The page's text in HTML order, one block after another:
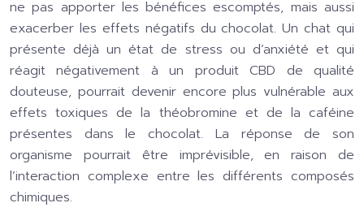
ne pas apporter les bénéfices escomptés, mais aussi
exacerber les effets négatifs du chocolat. Un chat qui
présente déjà un état de stress ou d’anxiété et qui
réagit négativement à un produit CBD de qualité
douteuse, pourrait devenir encore plus vulnérable aux
effets toxiques de la théobromine et de la caféine
présentes dans le chocolat. La réponse de son
organisme pourrait être imprévisible, en raison de
l’interaction complexe entre les différents composés
chimiques.